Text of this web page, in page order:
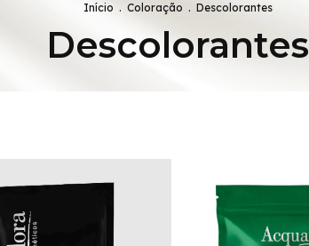
Início . Coloração . Descolorantes
Descolorantes